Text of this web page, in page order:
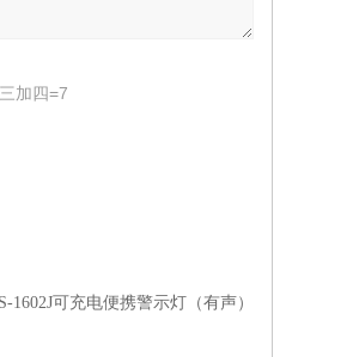
加四=7
1602J可充电便携警示灯（有声）